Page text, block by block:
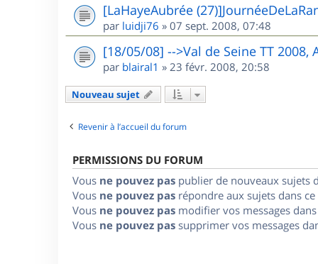
[LaHayeAubrée
par luidji76 » 07 sept. 2008, 07:48
[18/05/08] -->Val de Seine TT 2008,
par blairal1 » 23 févr. 2008, 20:58
Nouveau sujet
Revenir à l’accueil du forum
PERMISSIONS DU FORUM
Vous ne pouvez pas publier de nouveaux sujets
Vous ne pouvez pas répondre aux sujets dans
Vous ne pouvez pas modifier vos messages
Vous ne pouvez pas supprimer vos messages